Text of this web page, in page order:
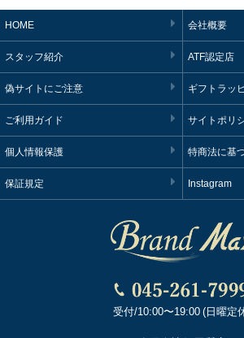
HOME 会社概要
スタッフ紹介 ATF認定店
偽サイトにご注意 ギフトラッ
ご利用ガイド サイトポリ
個人情報保護 特商法に基
保証規定 Instagram
受付/10:00〜19:00 (日曜定